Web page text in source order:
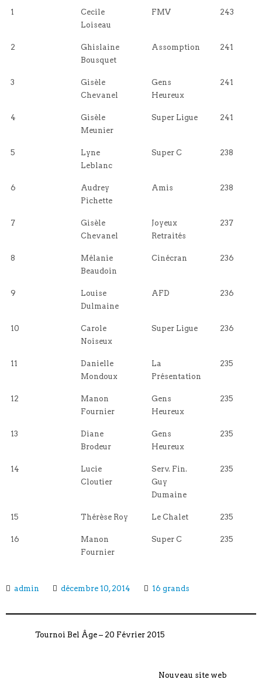
1
Cecile
Loiseau
FMV 243
2
Ghislaine
Bousquet
Assomption 241
3
Gisèle
Chevanel
Gens
Heureux
241
4
Gisèle
Meunier
Super Ligue 241
5
Lyne
Leblanc
Super C 238
6
Audrey
Pichette
Amis 238
7
Gisèle
Chevanel
Joyeux
Retraités
237
8
Mélanie
Beaudoin
Cinécran 236
9
Louise
Dulmaine
AFD 236
10
Carole
Noiseux
Super Ligue 236
11
Danielle
Mondoux
La
Présentation
235
12
Manon
Fournier
Gens
Heureux
235
13
Diane
Brodeur
Gens
Heureux
235
14
Lucie
Cloutier
Serv. Fin.
Guy
Dumaine
235
15 Thérèse Roy Le Chalet 235
16
Manon
Fournier
Super C 235
admin décembre 10, 2014 16 grands
Tournoi Bel Âge – 20 Février 2015
Nouveau site web